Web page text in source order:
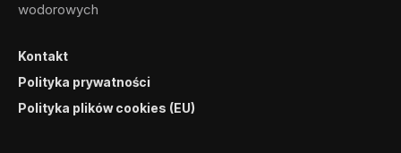
wodorowych
Kontakt
Polityka prywatności
Polityka plików cookies (EU)